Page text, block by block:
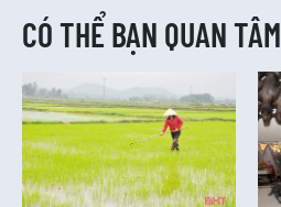
CÓ THỂ BẠN QUAN TÂM